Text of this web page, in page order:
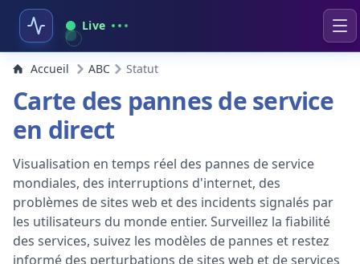
Live
Accueil ABC Statut
Carte des pannes de service
en direct
Visualisation en temps réel des pannes de service
mondiales, des interruptions d'internet, des
problèmes de sites web et des incidents signalés par
les utilisateurs du monde entier. Surveillez la fiabilité
des services, suivez les modèles de pannes et restez
informé des perturbations de sites web et de services